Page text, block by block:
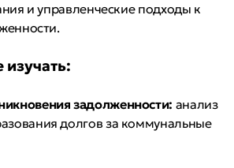
и управленческие подходы к
изучать:
задолженности: анализ
долгов за коммунальные